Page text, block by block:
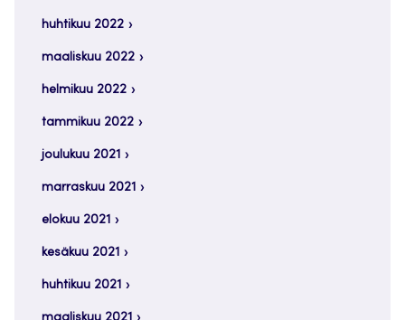
huhtikuu 2022
maaliskuu 2022
helmikuu 2022
tammikuu 2022
joulukuu 2021
marraskuu 2021
elokuu 2021
kesäkuu 2021
huhtikuu 2021